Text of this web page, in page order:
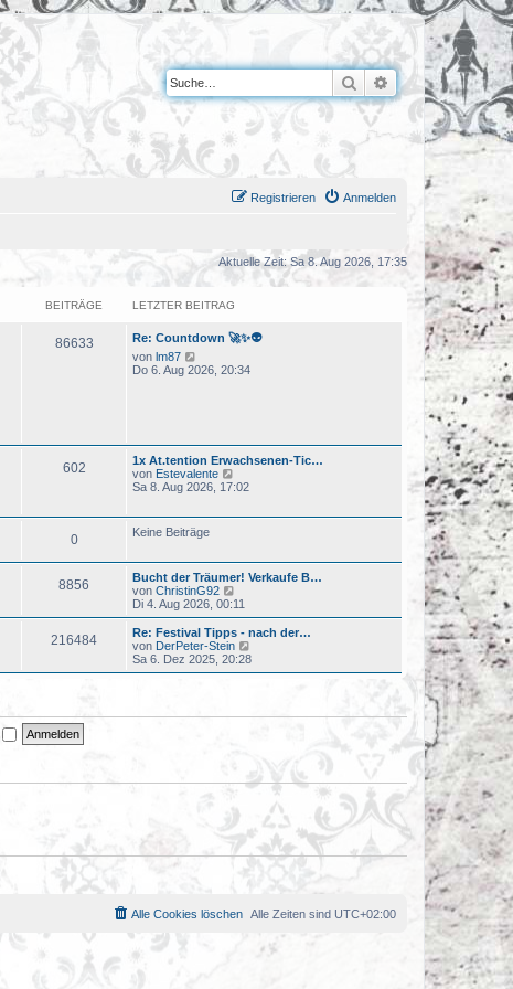
Suche Erweiterte Suche
Anmelden
Registrieren
Aktuelle Zeit: Sa 8. Aug 2026, 17:35
BEITRÄGE LETZTER BEITRAG
86633
Re: Countdown 🚀✨👽
von lm87
e
r
B
e
i
r
a
g
Do 6. Aug 2026, 20:34
602
1x At.tention Erwachsenen-Tic…
von Estevalente
e
r
B
i
t
r
a
g
Sa 8. Aug 2026, 17:02
0 Keine Beiträge
8856
Bucht der Träumer! Verkaufe B…
von ChristinG92
e
u
e
s
t
i
Di 4. Aug 2026, 00:11
216484
Re: Festival Tipps - nach der…
von DerPeter-Stein
e
u
t
g
Sa 6. Dez 2025, 20:28
Alle Zeiten sind UTC+02:00
Alle Cookies löschen